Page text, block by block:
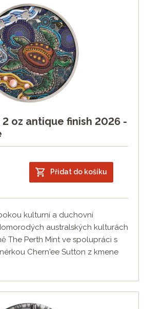
oz antique finish 2026 -
Přidat do košíku
kulturní a duchovní
australských kulturách
The Perth Mint ve spolupráci s
Chern'ee Sutton z kmene